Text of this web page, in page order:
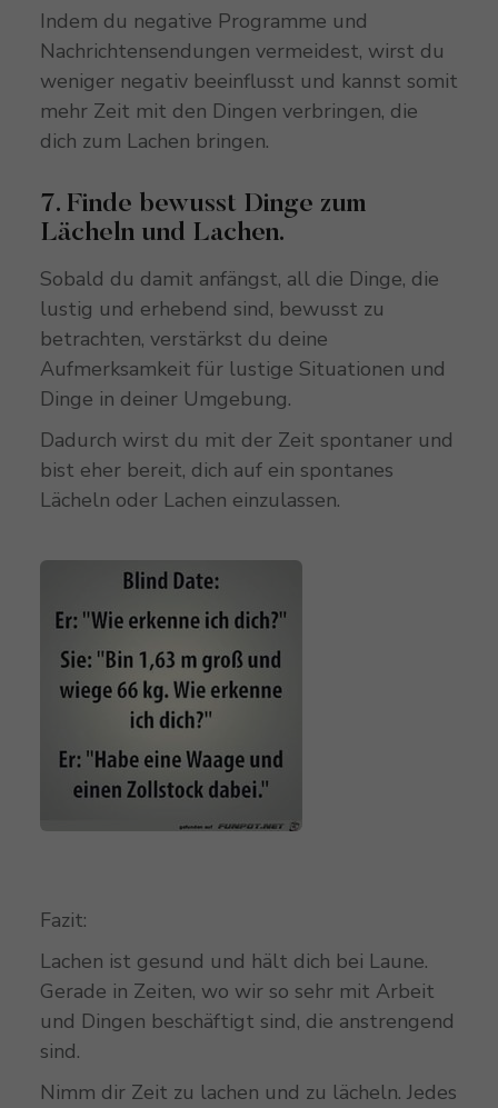
Indem du negative Programme und
Nachrichtensendungen vermeidest, wirst du
weniger negativ beeinflusst und kannst somit
mehr Zeit mit den Dingen verbringen, die
dich zum Lachen bringen.
7. Finde bewusst Dinge zum
Lächeln und Lachen.
Sobald du damit anfängst, all die Dinge, die
lustig und erhebend sind, bewusst zu
betrachten, verstärkst du deine
Aufmerksamkeit für lustige Situationen und
Dinge in deiner Umgebung.
Dadurch wirst du mit der Zeit spontaner und
bist eher bereit, dich auf ein spontanes
Lächeln oder Lachen einzulassen.
Fazit:
Lachen ist gesund und hält dich bei Laune.
Gerade in Zeiten, wo wir so sehr mit Arbeit
und Dingen beschäftigt sind, die anstrengend
sind.
Nimm dir Zeit zu lachen und zu lächeln. Jedes